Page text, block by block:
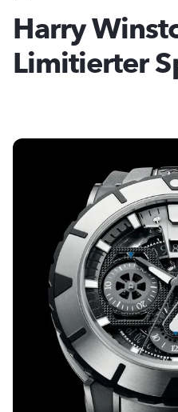
Harry
Limitierter